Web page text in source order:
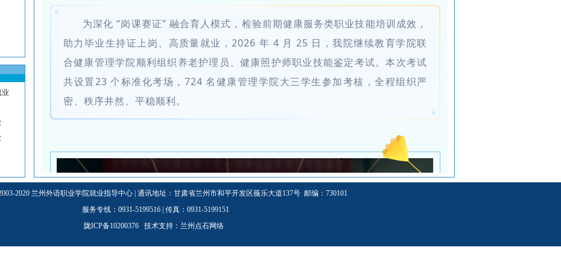
业
为深化 “岗课赛证” 融合育人模式，检验前期健康服务类职业技能培训成效，
助力毕业生持证上岗、高质量就业，2026 年 4 月 25 日，我院继续教育学院联
合健康管理学院顺利组织养老护理员、健康照护师职业技能鉴定考试。本次考试
共设置23 个标准化考场，724 名健康管理学院大三学生参加考核，全程组织严
密、秩序井然、平稳顺利。
2020 兰州外语职业学院就业指导中心 | 通讯地址：甘肃省兰州市和平开发区薇乐大道137号 邮编：730101
服务专线：0931-5199516 | 传真：0931-5199151
陇ICP备10200376 技术支持： 兰州点石网络